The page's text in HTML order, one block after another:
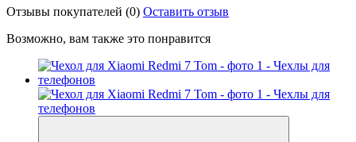
Отзывы покупателей (0) Оставить отзыв
Возможно, вам также это понравится